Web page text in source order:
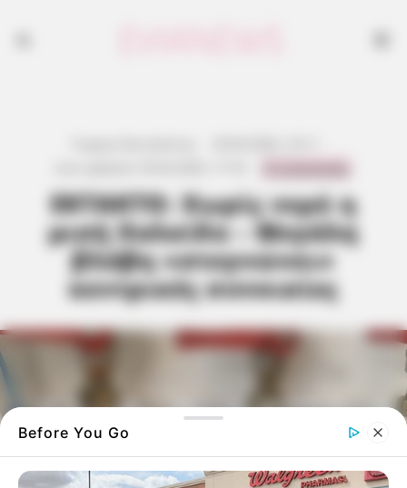
ΕΚΤΑΚΤΟ: Χωρίς νερό η
μισή Χαλκίδα – Μεγάλη
βλάβη «στεγνώνει»
κεντρικές συνοικίες
Before You Go